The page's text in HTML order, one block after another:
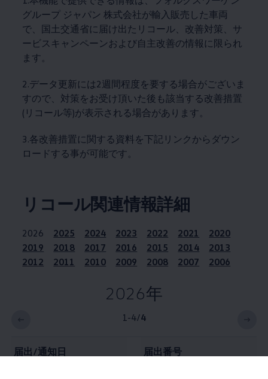
グループ ジャパン 株式会社が輸入販売した車両
で、国土交通省に届け出たリコール、改善対策、サ
ービスキャンペーンおよび自主改善の情報に限られ
ます。
2.データ更新には2週間程度を要する場合がございま
すので、対策をお受け頂いた後も該当する改善措置
(リコール等)が表示される場合があります。
3.各改善措置に関する資料を下記リンクからダウン
ロードする事が可能です。
リコール関連情報詳細
2026 2025 2024 2023 2022 2021
2020
2019
2018 2017 2016 2015 2014
2013
2012
2011 2010 2009 2008 2007 2006
2026年
1-4/4
届出/通知日 届出番号